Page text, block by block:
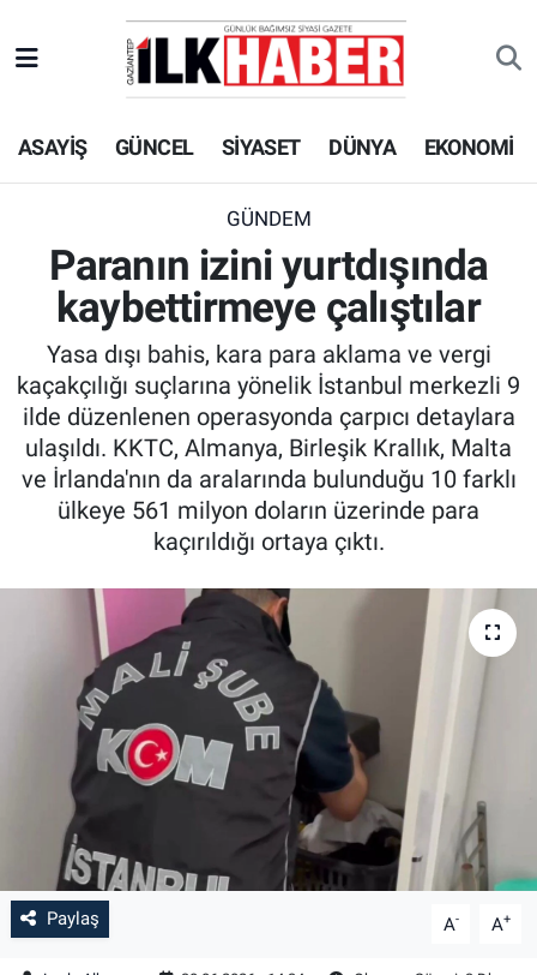
ASAYİŞ GÜNCEL SİYASET DÜNYA EKONOMİ
GÜNDEM
Paranın izini yurtdışında
kaybettirmeye çalıştılar
Yasa dışı bahis, kara para aklama ve vergi
kaçakçılığı suçlarına yönelik İstanbul merkezli 9
ilde düzenlenen operasyonda çarpıcı detaylara
ulaşıldı. KKTC, Almanya, Birleşik Krallık, Malta
ve İrlanda'nın da aralarında bulunduğu 10 farklı
ülkeye 561 milyon doların üzerinde para
kaçırıldığı ortaya çıktı.
Paylaş A- A+
EKONOMİ
SİYASET
SPOR
TEKNOLOJİ
ASAYİŞ
EĞİTİM
KÜLTÜR - SANAT
Beyoğlu Hava Durumu
Beyoğlu Trafik Yoğunluk Haritası
Süper Lig Puan Durumu ve Fikstür
Tüm Manşetler
Son Dakika Haberleri
Haber Arşivi